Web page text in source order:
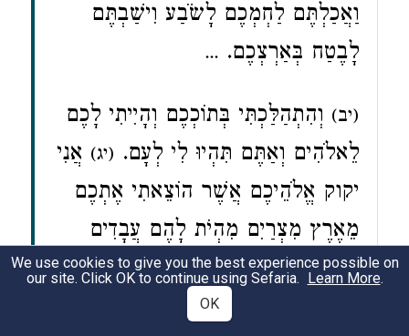
וַאֲכַלְתֶּם לַחְמְכֶם לָשֹׂבַע וִישַׁבְתֶּם
לָבֶטַח בְּאַרְצְכֶם. ...
(יב) וְהִתְהַלַּכְתִּי בְּתוֹכְכֶם וְהָיִיתִי לָכֶם
לֵאלֹהִים וְאַתֶּם תִּהְיוּ לִי לְעָם. (יג) אֲנִי
יקוק אֱלֹהֵיכֶם אֲשֶׁר הוֹצֵאתִי אֶתְכֶם
מֵאֶרֶץ מִצְרַיִם מִהְיֹת לָהֶם עֲבָדִים
וָאֶשְׁבֹּר מֹטֹת עֻלְּכֶם וָאוֹלֵךְ אֶתְכֶם
We use cookies to give you the best experience possible on
our site. Click OK to continue using Sefaria. Learn More.
OK